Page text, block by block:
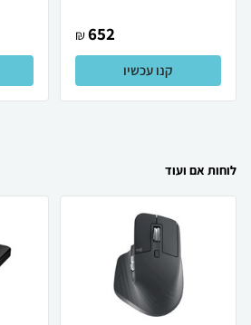
652
₪
קנו עכשיו
לוחות אם ועוד